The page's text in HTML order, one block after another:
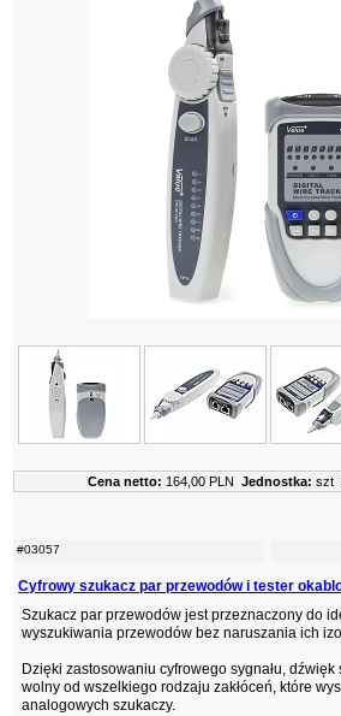
#03057
Cyfrowy szukacz par przewodów i tester
Szukacz par przewodów jest przeznaczony do
wyszukiwania przewodów bez naruszania ich
Dzięki zastosowaniu cyfrowego sygnału, dźwięk
wolny od wszelkiego rodzaju zakłóceń, które
analogowych szukaczy.
Cena netto: 164,00 PLN Jednostka: szt